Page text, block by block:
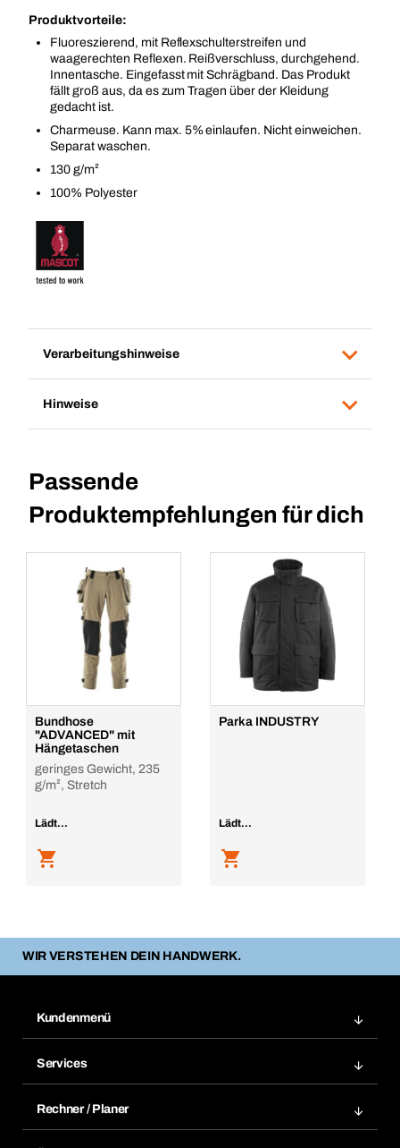
Produktvorteile:
Fluoreszierend, mit Reflexschulterstreifen und
waagerechten Reflexen. Reißverschluss, durchgehend.
Innentasche. Eingefasst mit Schrägband. Das Produkt
fällt groß aus, da es zum Tragen über der Kleidung
gedacht ist.
Charmeuse. Kann max. 5% einlaufen. Nicht einweichen.
Separat waschen.
130 g/m²
100% Polyester
Verarbeitungshinweise
Hinweise
Passende
Produktempfehlungen für dich
Bundhose
"ADVANCED" mit
Hängetaschen
geringes Gewicht, 235
g/m², Stretch
Lädt...
Parka INDUSTRY
Lädt...
WIR VERSTEHEN DEIN HANDWERK.
Kundenmenü
Rechnungen
Daueraufträge
Services
Rechner / Planer